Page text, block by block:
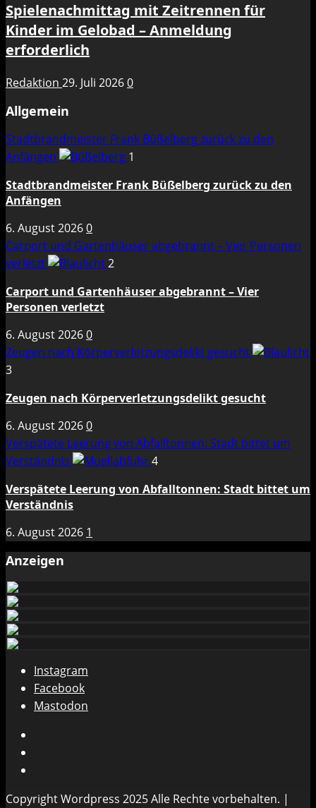
Spielenachmittag mit Zeitrennen für
Kinder im Gelobad – Anmeldung
erforderlich
Redaktion 29. Juli 20260
Allgemein
Stadtbrandmeister Frank Büßelberg zurück zu den
Anfängen
1
Stadtbrandmeister Frank Büßelberg zurück zu den
Anfängen
6. August 20260
Carport und Gartenhäuser abgebrannt – Vier Personen
verletzt
2
Carport und Gartenhäuser abgebrannt – Vier
Personen verletzt
6. August 20260
Zeugen nach Körperverletzungsdelikt gesucht
3
Zeugen nach Körperverletzungsdelikt gesucht
6. August 20260
Verspätete Leerung von Abfalltonnen: Stadt bittet um
Verständnis
4
Verspätete Leerung von Abfalltonnen: Stadt bittet um
Verständnis
6. August 2026 1
Anzeigen
Instagram
Facebook
Mastodon
Copyright Wordpress 2025 Alle Rechte vorbehalten. |